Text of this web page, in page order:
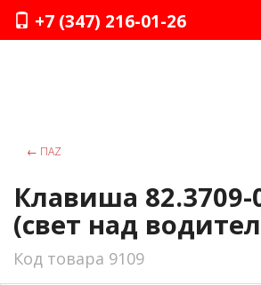
+7 (347) 216-01-26
← ПАZ
Клавиша 82.3709-
(свет над
Код товара 9109